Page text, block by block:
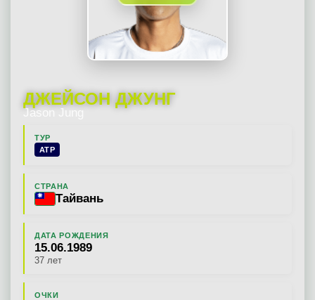
ДЖЕЙСОН ДЖУНГ
Jason Jung
ТУР
ATP
СТРАНА
Тайвань
ДАТА РОЖДЕНИЯ
15.06.1989
37 лет
ОЧКИ